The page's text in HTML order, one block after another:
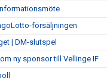
försäljningen
| DM-slutspel
ny sponsor till Vellinge IF